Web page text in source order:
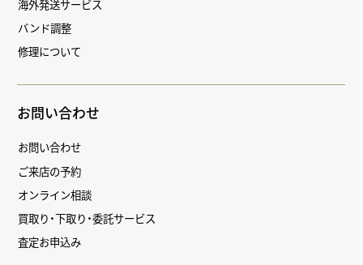
海外発送サービス
バンド調整
修理について
お問い合わせ
お問い合わせ
ご来店の予約
オンライン相談
買取り・下取り・委託サービス
査定お申込み